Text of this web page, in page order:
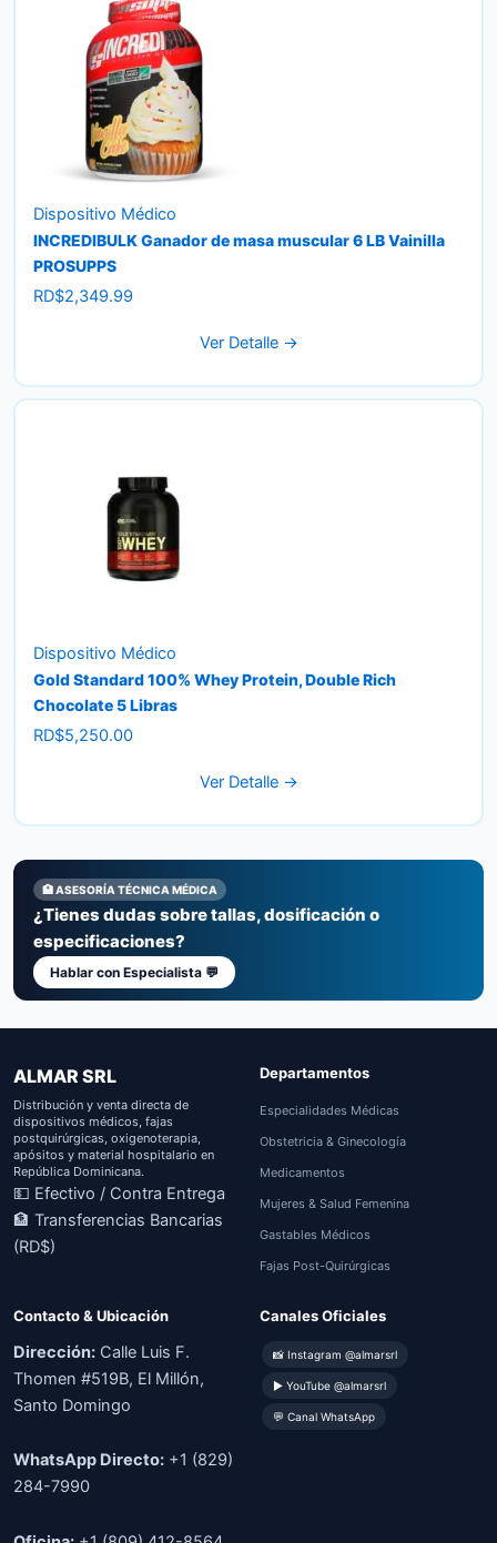
Dispositivo Médico
INCREDIBULK Ganador de masa muscular 6 LB Vainilla
PROSUPPS
RD$2,349.99
Ver Detalle →
Dispositivo Médico
Gold Standard 100% Whey Protein, Double Rich
Chocolate 5 Libras
RD$5,250.00
Ver Detalle →
🏥 ASESORÍA TÉCNICA MÉDICA
¿Tienes dudas sobre tallas, dosificación o
especificaciones?
Hablar con Especialista 💬
ALMAR SRL
Distribución y venta directa de
dispositivos médicos, fajas
postquirúrgicas, oxigenoterapia,
apósitos y material hospitalario en
República Dominicana.
💵 Efectivo / Contra Entrega
🏦 Transferencias Bancarias
(RD$)
Departamentos
Especialidades Médicas
Obstetricia & Ginecología
Medicamentos
Mujeres & Salud Femenina
Gastables Médicos
Fajas Post-Quirúrgicas
Contacto & Ubicación
Dirección: Calle Luis F.
Thomen #519B, El Millón,
Santo Domingo
WhatsApp Directo: +1 (829)
284-7990
Canales Oficiales
📸 Instagram @almarsrl
▶ YouTube @almarsrl
💬 Canal WhatsApp